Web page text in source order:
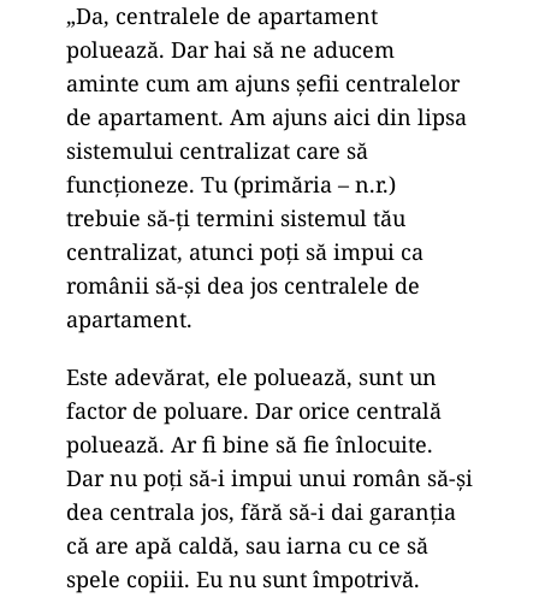
„Da, centralele de apartament
poluează. Dar hai să ne aducem
aminte cum am ajuns șefii centralelor
de apartament. Am ajuns aici din lipsa
sistemului centralizat care să
funcționeze. Tu (primăria – n.r.)
trebuie să-ți termini sistemul tău
centralizat, atunci poți să impui ca
românii să-și dea jos centralele de
apartament.
Este adevărat, ele poluează, sunt un
factor de poluare. Dar orice centrală
poluează. Ar fi bine să fie înlocuite.
Dar nu poți să-i impui unui român să-și
dea centrala jos, fără să-i dai garanția
că are apă caldă, sau iarna cu ce să
spele copiii. Eu nu sunt împotrivă.